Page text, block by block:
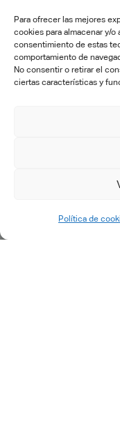
Para ofrecer las mejores
cookies para almacenar y/
consentimiento de estas
comportamiento de
No consentir o retirar el
ciertas características y
Política de
Formación
Desarrollos
Postventa
Petición de